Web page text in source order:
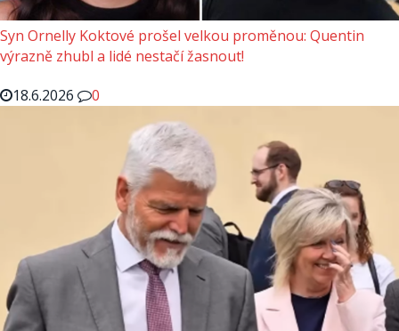
Syn Ornelly Koktové prošel velkou proměnou: Quentin
výrazně zhubl a lidé nestačí žasnout!
18.6.2026
0